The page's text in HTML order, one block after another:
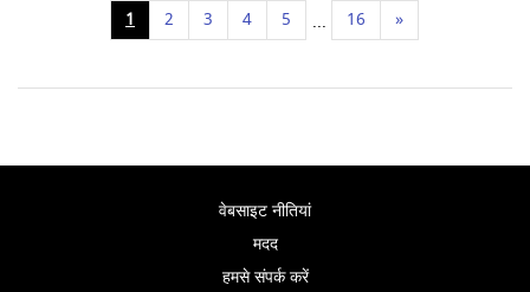
1 2 3 4 5 ... 16 »
वेबसाइट नीतियां
मदद
हमसे संपर्क करें